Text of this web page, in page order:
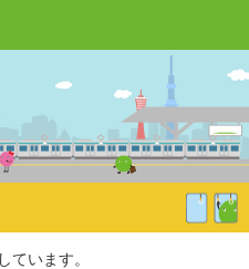
ています。